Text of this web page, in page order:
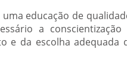
educação de
a
e da escolha